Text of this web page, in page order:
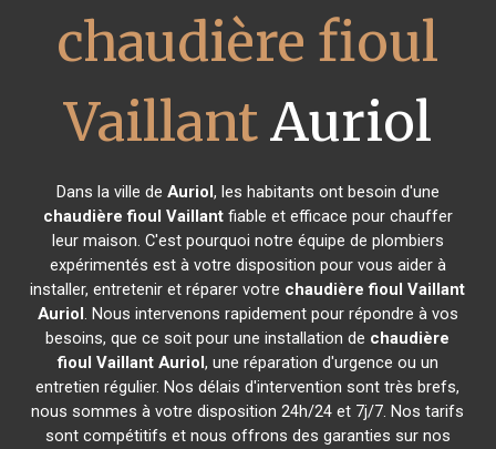
chaudière fioul
VaillantAuriol
Dans la ville de Auriol, les habitants ont besoin d'une
chaudière fioul Vaillantfiable et efficace pour chauffer
leur maison. C'est pourquoi notre équipe de plombiers
expérimentés est à votre disposition pour vous aider à
installer, entretenir et réparer votre chaudière fioul Vaillant
Auriol. Nous intervenons rapidement pour répondre à vos
besoins, que ce soit pour une installation de chaudière
fioul Vaillant Auriol, une réparation d'urgence ou un
entretien régulier. Nos délais d'intervention sont très brefs,
nous sommes à votre disposition 24h/24 et 7j/7. Nos tarifs
sont compétitifs et nous offrons des garanties sur nos